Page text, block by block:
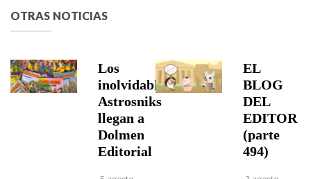
OTRAS NOTICIAS
Los
inolvidables
Astrosniks
llegan a
Dolmen
Editorial
EL
BLOG
DEL
EDITOR
(parte
494)